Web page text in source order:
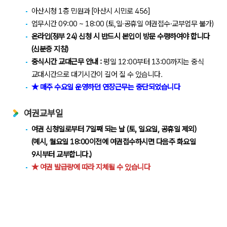
아산시청 1층 민원과 [아산시 시민로 456]
업무시간 09:00 ~ 18:00(토,일·공휴일 여권접수·교부업무 불가)
온라인(정부 24) 신청 시 반드시 본인이 방문 수령하여야 합니다
(신분증 지참)
중식시간 교대근무 안내 :평일 12:00부터 13:00까지는 중식
교대시간으로 대기시간이 길어 질 수 있습니다.
★ 매주 수요일 운영하던 연장근무는 중단되었습니다
여권교부일
여권 신청일로부터 7일째 되는 날 (토, 일요일, 공휴일 제외)
(예시, 월요일 18:00이전에 여권접수하시면 다음주 화요일
9시부터 교부합니다.)
★ 여권 발급량에 따라 지체될 수 있습니다